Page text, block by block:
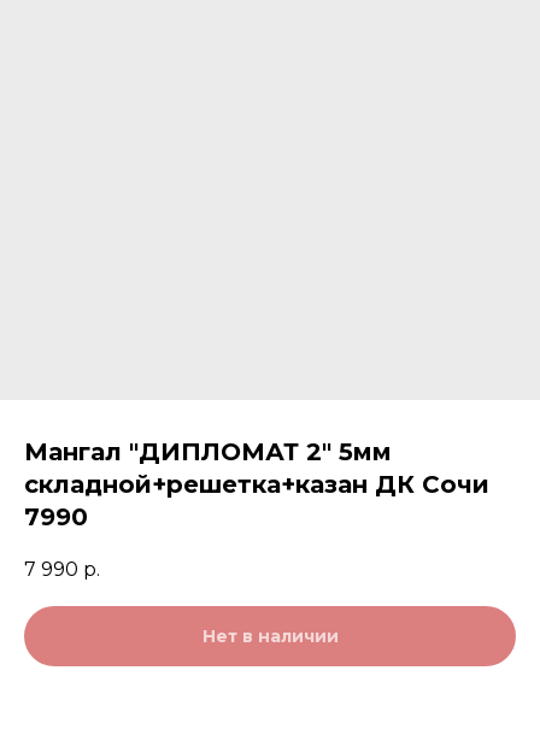
Мангал "ДИПЛОМАТ 2" 5мм
складной+решетка+казан ДК Сочи
7990
7 990 р.
Нет в наличии